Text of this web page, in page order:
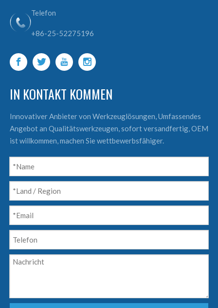
Telefon
+86-25-52275196
IN KONTAKT KOMMEN
Innovativer Anbieter von Werkzeuglösungen, Umfassendes
Angebot an Qualitätswerkzeugen, sofort versandfertig, OEM
ist willkommen, machen Sie wettbewerbsfähiger.